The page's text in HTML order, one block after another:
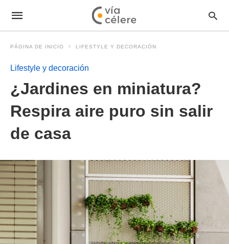
PÁGINA DE INICIO LIFESTYLE Y DECORACIÓN
Lifestyle y decoración
¿Jardines en miniatura?
Respira aire puro sin salir
de casa